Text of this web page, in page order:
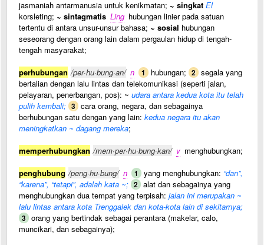
jasmaniah antarmanusia untuk kenikmatan; ~ singkat El
korsleting; ~ sintagmatis Ling hubungan linier pada satuan
tertentu di antara unsur-unsur bahasa; ~ sosial hubungan
seseorang dengan orang lain dalam pergaulan hidup di tengah-
tengah masyarakat;
perhubungan /per·hu·bung·an/ n 1 hubungan; 2 segala yang
bertalian dengan lalu lintas dan telekomunikasi (seperti jalan,
pelayaran, penerbangan, pos): ~ udara antara kedua kota itu telah
pulih kembali; 3 cara orang, negara, dan sebagainya
berhubungan satu dengan yang lain: kedua negara itu akan
meningkatkan ~ dagang mereka;
memperhubungkan /mem·per·hu·bung·kan/ v menghubungkan;
penghubung /peng·hu·bung/ n 1 yang menghubungkan: “dan”,
“karena”, “tetapi”, adalah kata ~; 2 alat dan sebagainya yang
menghubungkan dua tempat yang terpisah: jalan ini merupakan ~
lalu lintas antara kota Trenggalek dan kota-kota lain di sekitarnya;
3 orang yang bertindak sebagai perantara (makelar, calo,
muncikari, dan sebagainya);